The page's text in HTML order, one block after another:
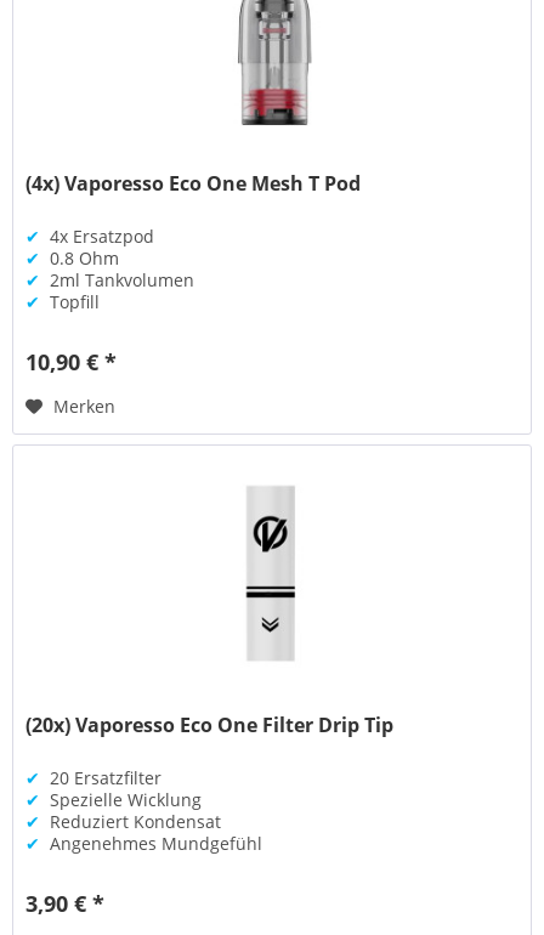
(4x) Vaporesso Eco One Mesh T Pod
✔ 4x Ersatzpod
✔ 0.8 Ohm
✔ 2ml Tankvolumen
✔ Topfill
10,90 € *
Merken
(20x) Vaporesso Eco One Filter Drip Tip
✔ 20 Ersatzfilter
✔ Spezielle Wicklung
✔ Reduziert Kondensat
✔ Angenehmes Mundgefühl
3,90 € *